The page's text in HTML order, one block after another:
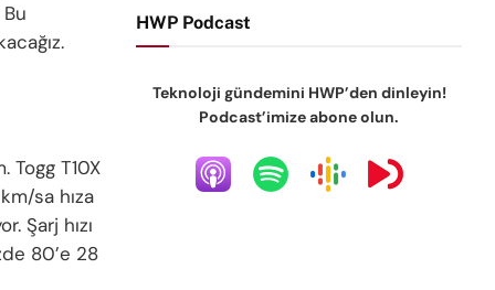
T10X
sa hıza
Şarj hızı
80’e 28
HWP Podcast
Teknoloji gündemini HWP’den dinleyin!
Podcast’imize abone olun.